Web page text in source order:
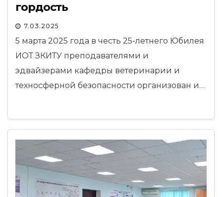
гордость
7.03.2025
5 марта 2025 года в честь 25-летнего Юбилея
ИОТ ЗКИТУ преподавателями и
эдвайзерами кафедры ветеринарии и
техносферной безопасности организован и…